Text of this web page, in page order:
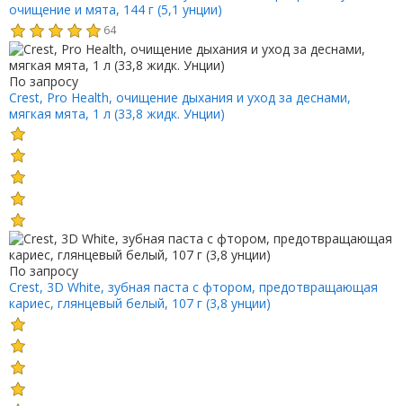
очищение и мята, 144 г (5,1 унции)
64
По запросу
Crest, Pro Health, очищение дыхания и уход за деснами,
мягкая мята, 1 л (33,8 жидк. Унции)
По запросу
Crest, 3D White, зубная паста с фтором, предотвращающая
кариес, глянцевый белый, 107 г (3,8 унции)